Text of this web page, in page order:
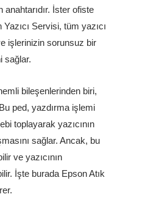
anahtarıdır. İster ofiste
Servisi, tüm yazıcı
işlerinizin sorunsuz bir
sağlar.
bileşenlerinden biri,
ped, yazdırma işlemi
toplayarak yazıcının
sağlar. Ancak, bu
ve yazıcının
İşte burada Epson Atık